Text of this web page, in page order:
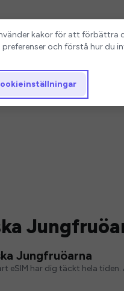
Jungfruöarna
eSIM har dig täckt hela
kakor för att förbättra
preferenser och förstå hur du